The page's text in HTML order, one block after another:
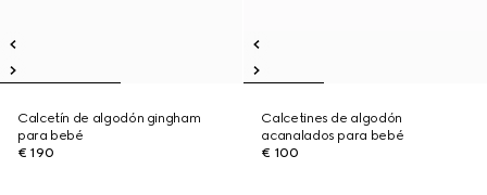
Calcetín de algodón gingham
para bebé
€ 190
Calcetines de algodón
acanalados para bebé
€ 100